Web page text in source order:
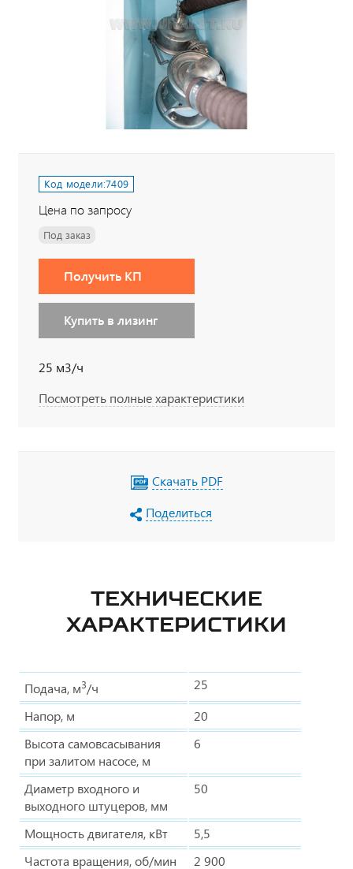
Код модели:7409
Цена по запросу
Под заказ
Получить КП
Купить в лизинг
25 м3/ч
Посмотреть полные характеристики
Скачать PDF
Поделиться
ТЕХНИЧЕСКИЕ
ХАРАКТЕРИСТИКИ
Подача, м3/ч
25
Напор, м
20
Высота самовсасывания
при залитом насосе, м
6
Диаметр входного и
выходного штуцеров, мм
50
Мощность двигателя, кВт
5,5
Частота вращения, об/мин
2 900